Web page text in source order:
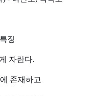
징
자란다.
존재하고